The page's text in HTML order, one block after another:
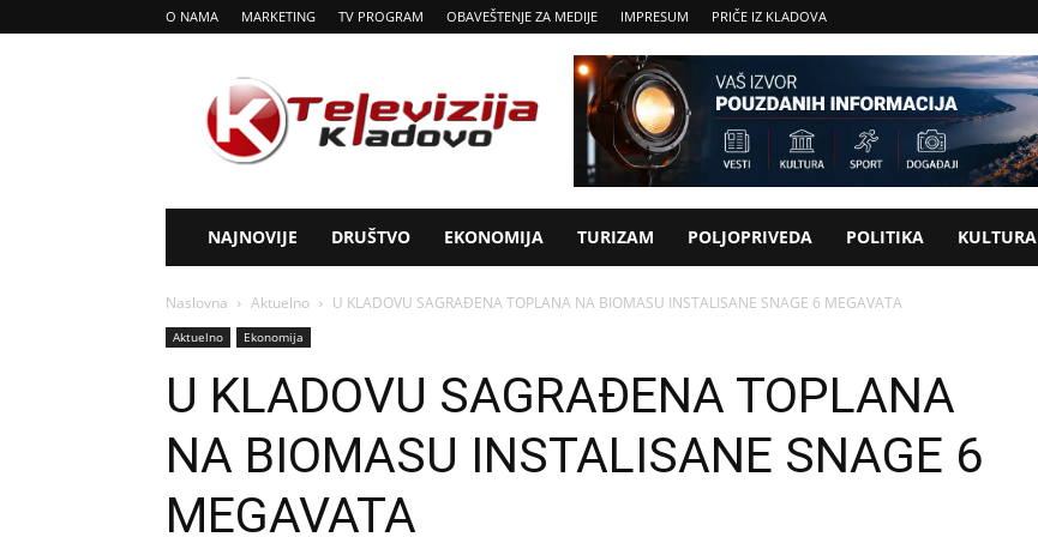
O NAMA MARKETING TV PROGRAM OBAVEŠTENJE ZA MEDIJE IMPRESUM PRIČE IZ KLADOVA
Tv
Kladovo
NAJNOVIJE DRUŠTVO EKONOMIJA TURIZAM POLJOPRIVEDA POLITIKA KULTURA
Naslovna Aktuelno U KLADOVU SAGRAĐENA TOPLANA NA BIOMASU INSTALISANE SNAGE 6 MEGAVATA
Aktuelno Ekonomija
U KLADOVU SAGRAĐENA TOPLANA
NA BIOMASU INSTALISANE SNAGE 6
MEGAVATA